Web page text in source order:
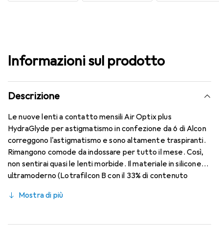
Informazioni sul prodotto
Descrizione
Le nuove lenti a contatto mensili Air Optix plus
HydraGlyde per astigmatismo in confezione da 6 di Alcon
correggono l'astigmatismo e sono altamente traspiranti.
Rimangono comode da indossare per tutto il mese. Così,
non sentirai quasi le lenti morbide. Il materiale in silicone
ultramoderno (Lotrafilcon B con il 33% di contenuto
Moisture Matrix e la nota tecnologia SmartShield,
conosci. Un comfort duraturo e senza interruzioni per
Mostra di più